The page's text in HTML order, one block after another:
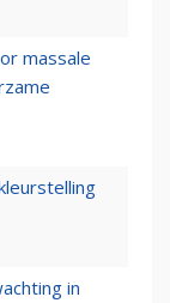
massale
in